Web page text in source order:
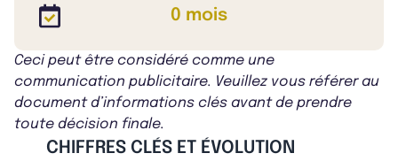
0 mois
Ceci peut être considéré comme une
communication publicitaire. Veuillez vous référer au
document d’informations clés avant de prendre
toute décision finale.
CHIFFRES CLÉS ET ÉVOLUTION